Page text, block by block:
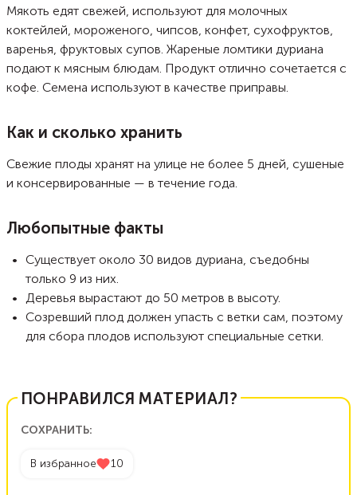
Мякоть едят свежей, используют для молочных
коктейлей, мороженого, чипсов, конфет, сухофруктов,
варенья, фруктовых супов. Жареные ломтики дуриана
подают к мясным блюдам. Продукт отлично сочетается с
кофе. Семена используют в качестве приправы.
Как и сколько хранить
Свежие плоды хранят на улице не более 5 дней, сушеные
и консервированные — в течение года.
Любопытные факты
Существует около 30 видов дуриана, съедобны
только 9 из них.
Деревья вырастают до 50 метров в высоту.
Созревший плод должен упасть с ветки сам, поэтому
для сбора плодов используют специальные сетки.
ПОНРАВИЛСЯ МАТЕРИАЛ?
СОХРАНИТЬ:
В избранное 10